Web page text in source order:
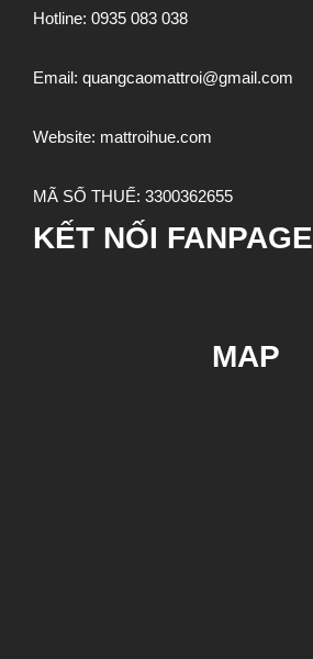
Hotline: 0935 083 038
Email: quangcaomattroi@gmail.com
Website: mattroihue.com
MÃ SỐ THUẾ: 3300362655
KẾT NỐI FANPAGE
MAP